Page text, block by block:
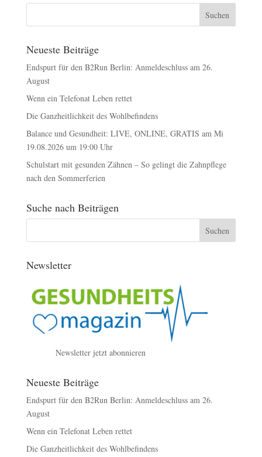
Neueste Beiträge
Endspurt für den B2Run Berlin: Anmeldeschluss am 26.
August
Wenn ein Telefonat Leben rettet
Die Ganzheitlichkeit des Wohlbefindens
Balance und Gesundheit: LIVE, ONLINE, GRATIS am Mi
19.08.2026 um 19:00 Uhr
Schulstart mit gesunden Zähnen – So gelingt die Zahnpflege
nach den Sommerferien
Suche nach Beiträgen
Newsletter
Newsletter jetzt abonnieren
Neueste Beiträge
Endspurt für den B2Run Berlin: Anmeldeschluss am 26.
August
Wenn ein Telefonat Leben rettet
Die Ganzheitlichkeit des Wohlbefindens